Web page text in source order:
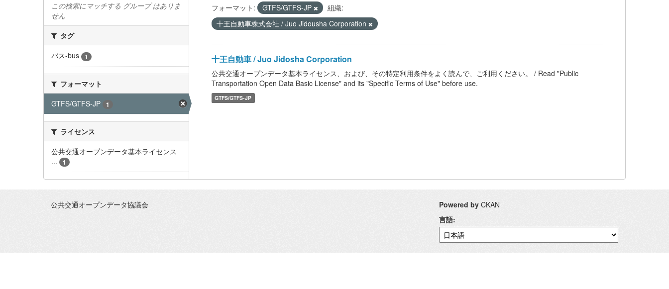
この検索にマッチする グループ はありま
せん
タグ
バス-bus
1
フォーマット
GTFS/GTFS-JP
1
ライセンス
公共交通オープンデータ基本ライセンス
...
1
フォーマット: GTFS/GTFS-JP
組織:
十王自動車株式会社 / Juo Jidousha Corporation
十王自動車 / Juo Jidosha Corporation
公共交通オープンデータ基本ライセンス、および、その特定利用条件をよく読んで、ご利用ください。 / Read "Public
Transportation Open Data Basic License" and its "Specific Terms of Use" before use.
GTFS/GTFS-JP
公共交通オープンデータ協議会 Powered by CKAN
言語